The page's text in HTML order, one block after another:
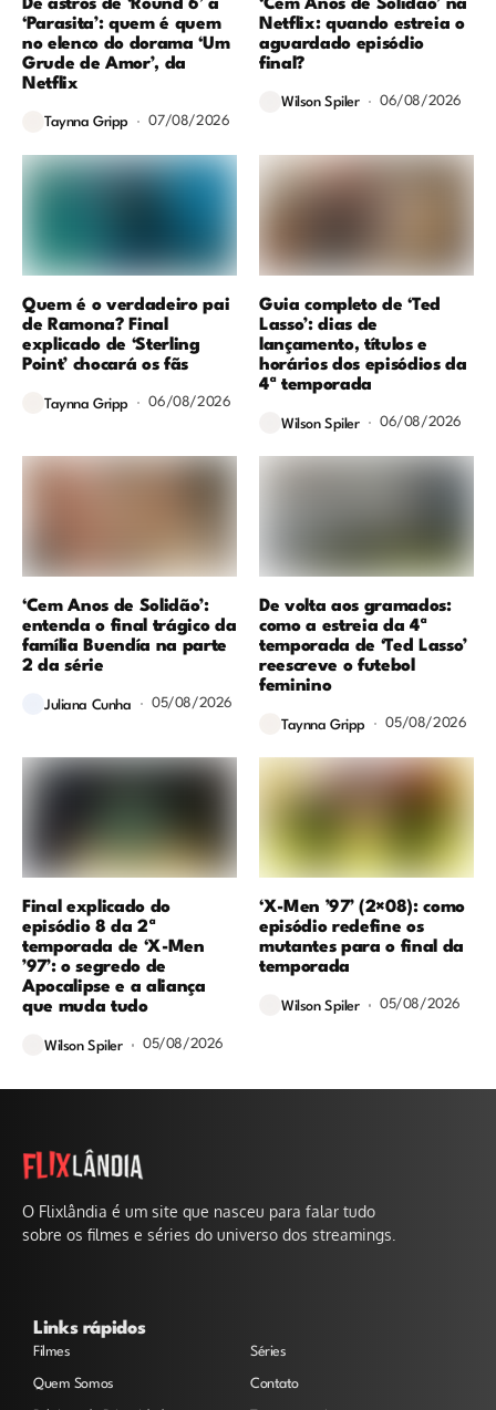
De astros de ‘Round 6’ a
‘Parasita’: quem é quem
no elenco do dorama ‘Um
Grude de Amor’, da
Netflix
Taynna Gripp 07/08/2026
‘Cem Anos de Solidão’ na
Netflix: quando estreia o
aguardado episódio
final?
Wilson Spiler 06/08/2026
Quem é o verdadeiro pai
de Ramona? Final
explicado de ‘Sterling
Point’ chocará os fãs
Taynna Gripp 06/08/2026
Guia completo de ‘Ted
Lasso’: dias de
lançamento, títulos e
horários dos episódios da
4ª temporada
Wilson Spiler 06/08/2026
‘Cem Anos de Solidão’:
entenda o final trágico da
família Buendía na parte
2 da série
Juliana Cunha 05/08/2026
De volta aos gramados:
como a estreia da 4ª
temporada de ‘Ted Lasso’
reescreve o futebol
feminino
Taynna Gripp 05/08/2026
Final explicado do
episódio 8 da 2ª
temporada de ‘X-Men
’97’: o segredo de
Apocalipse e a aliança
que muda tudo
Wilson Spiler 05/08/2026
‘X-Men ’97’ (2×08): como
episódio redefine os
mutantes para o final da
temporada
Wilson Spiler 05/08/2026
O Flixlândia é um site que nasceu para falar tudo
sobre os filmes e séries do universo dos streamings.
Links rápidos
Filmes Séries
Quem Somos Contato